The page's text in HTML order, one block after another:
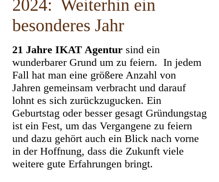
2024: Weiterhin ein
besonderes Jahr
21 Jahre IKAT Agentur sind ein
wunderbarer Grund um zu feiern. In jedem
Fall hat man eine größere Anzahl von
Jahren gemeinsam verbracht und darauf
lohnt es sich zurückzugucken. Ein
Geburtstag oder besser gesagt Gründungstag
ist ein Fest, um das Vergangene zu feiern
und dazu gehört auch ein Blick nach vorne
in der Hoffnung, dass die Zukunft viele
weitere gute Erfahrungen bringt.